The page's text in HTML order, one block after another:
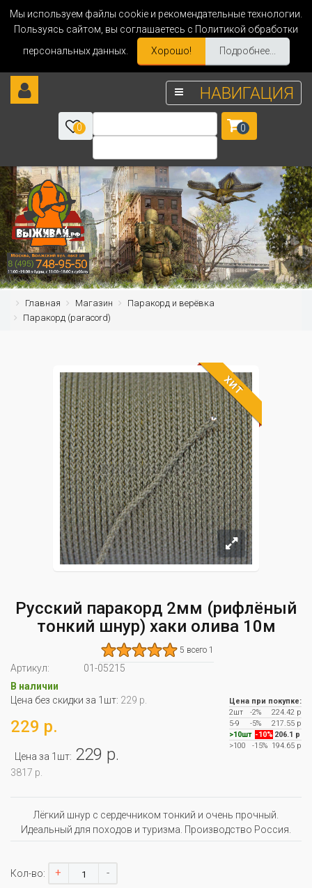
Мы используем файлы cookie и рекомендательные технологии.
Пользуясь сайтом, вы соглашаетесь с Политикой обработки
персональных данных.
Хорошо! Подробнее...
НАВИГАЦИЯ
0 0
Главная Магазин
Паракорд и верёвка
Паракорд (paracord)
ХИТ
Русский паракорд 2мм (рифлёный
тонкий шнур) хаки олива 10м
5 всего 1
Артикул:
01-05215
В наличии
Цена без скидки за 1шт: 229 р.
229 р.
Цена за 1шт: 229 р.
3817 р.
Цена при покупке:
2шт
-2%
224.42 р
5-9
-5%
217.55 р
>10шт -10% 206.1 р
>100
-15% 194.65 р
Лёгкий шнур с сердечником тонкий и очень прочный.
Идеальный для походов и туризма. Производство Россия.
Кол-во: + -